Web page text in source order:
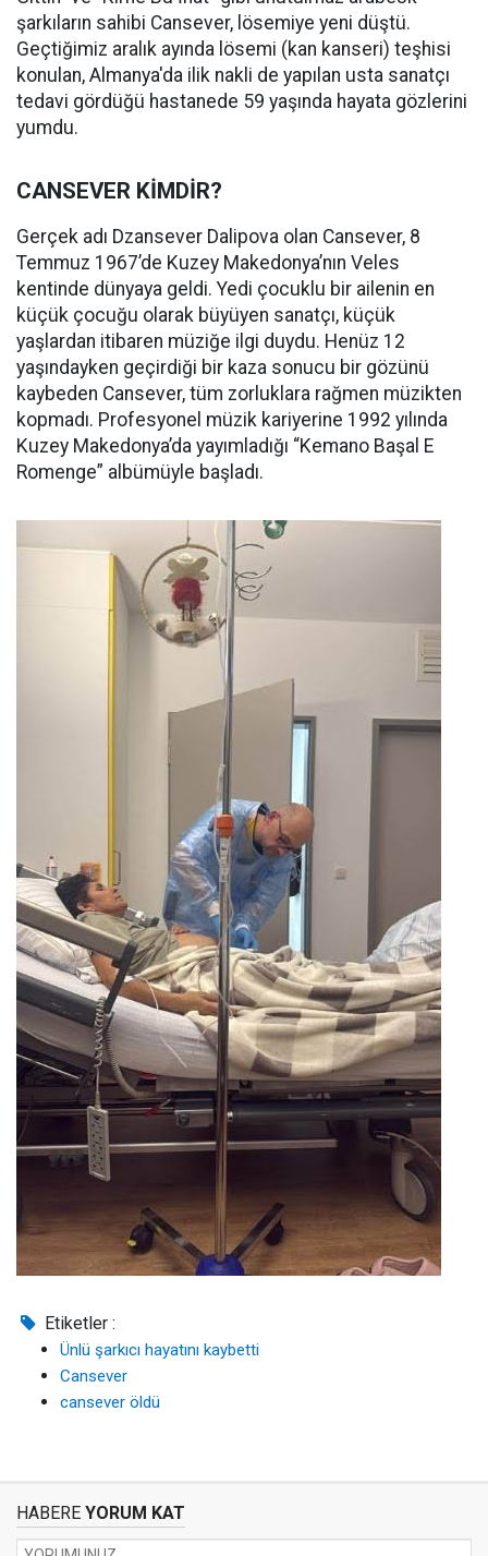
şarkıların sahibi Cansever, lösemiye yeni düştü.
Geçtiğimiz aralık ayında lösemi (kan kanseri) teşhisi
konulan, Almanya'da ilik nakli de yapılan usta sanatçı
tedavi gördüğü hastanede 59 yaşında hayata gözlerini
yumdu.
CANSEVER KİMDİR?
Gerçek adı Dzansever Dalipova olan Cansever, 8
Temmuz 1967’de Kuzey Makedonya’nın Veles
kentinde dünyaya geldi. Yedi çocuklu bir ailenin en
küçük çocuğu olarak büyüyen sanatçı, küçük
yaşlardan itibaren müziğe ilgi duydu. Henüz 12
yaşındayken geçirdiği bir kaza sonucu bir gözünü
kaybeden Cansever, tüm zorluklara rağmen müzikten
kopmadı. Profesyonel müzik kariyerine 1992 yılında
Kuzey Makedonya’da yayımladığı “Kemano Başal E
Romenge” albümüyle başladı.
Etiketler :
Ünlü şarkıcı hayatını kaybetti
Cansever
cansever öldü
HABERE YORUM KAT